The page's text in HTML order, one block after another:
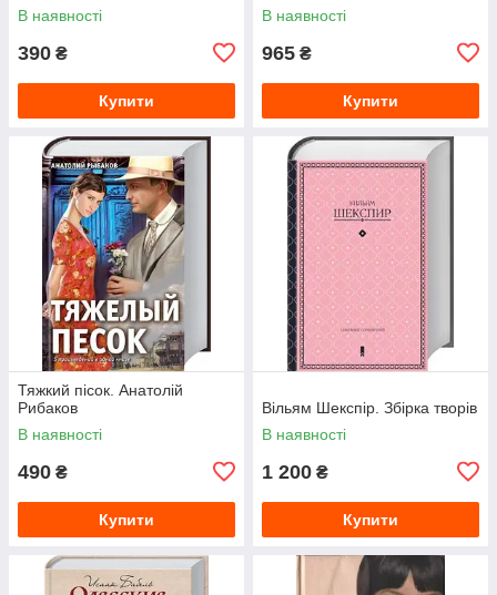
В наявності
390 ₴
Купити
В наявності
965 ₴
Купити
Тяжкий пісок. Анатолій
Рибаков
В наявності
490 ₴
Купити
Вільям Шекспір. Збірка творів
В наявності
1 200 ₴
Купити